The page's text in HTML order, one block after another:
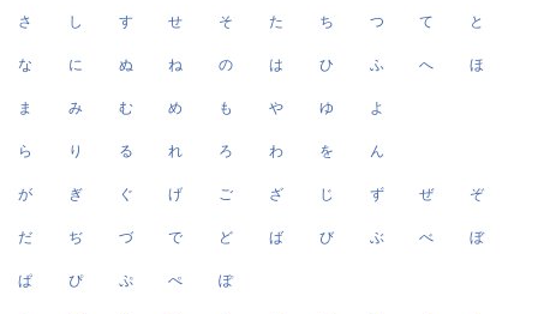
さ し す せ そ た ち つ て と
な に ぬ ね の は ひ ふ へ ほ
ま み む め も や ゆ よ
ら り る れ ろ わ を ん
が ぎ ぐ げ ご ざ じ ず ぜ ぞ
だ ぢ づ で ど ば び ぶ べ ぼ
ぱ ぴ ぷ ぺ ぽ